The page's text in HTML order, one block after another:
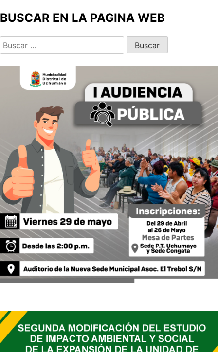
BUSCAR EN LA PAGINA WEB
Buscar: